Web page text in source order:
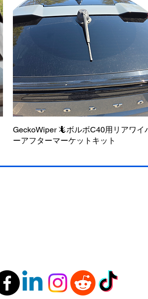
クイックビュー
GeckoWiper 🦎ボルボC40用リアワイ
ーアフターマーケットキット
今すぐ購入 - 送料無料
今すぐ購入 - 送料無料